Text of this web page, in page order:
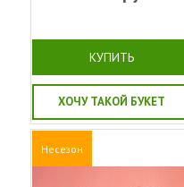
КУПИТЬ
ХОЧУ ТАКОЙ БУКЕТ
Несезон